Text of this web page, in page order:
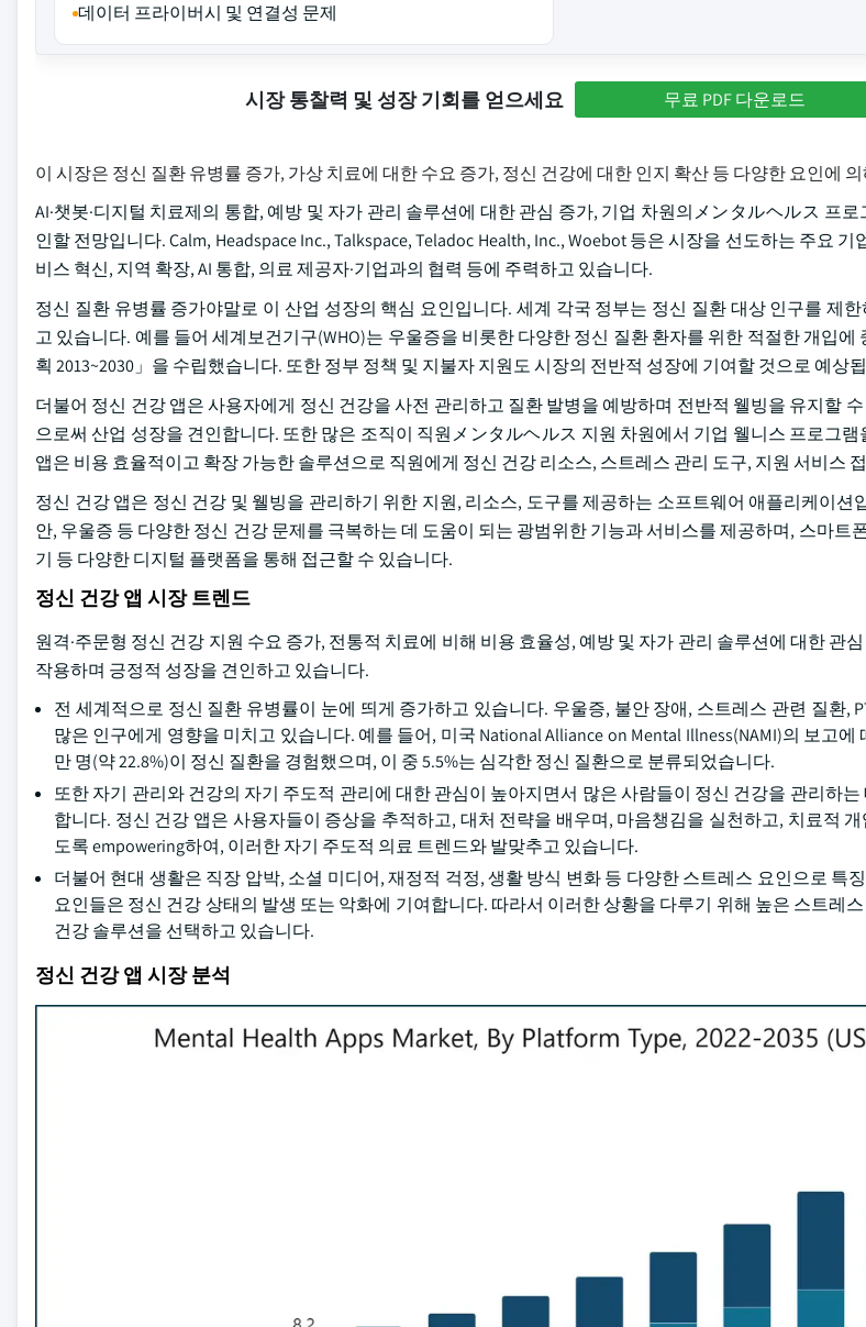
데이터 프라이버시 및 연결성 문제
시장 통찰력 및 성장 기회를 얻으세요 무료 PDF 다운로드
이 시장은 정신 질환 유병률 증가, 가상 치료에 대한 수요 증가, 정신 건강에 대한 인지 확산 등 다양한 요인에
AI·챗봇·디지털 치료제의 통합, 예방 및 자가 관리 솔루션에 대한 관심 증가, 기업 차원의メンタルヘルス 프
인할 전망입니다. Calm, Headspace Inc., Talkspace, Teladoc Health, Inc., Woebot 등은 시장을 선도하는 주요
비스 혁신, 지역 확장, AI 통합, 의료 제공자·기업과의 협력 등에 주력하고 있습니다.
정신 질환 유병률 증가야말로 이 산업 성장의 핵심 요인입니다. 세계 각국 정부는 정신 질환 대상 인구를 제
고 있습니다. 예를 들어 세계보건기구(WHO)는 우울증을 비롯한 다양한 정신 질환 환자를 위한 적절한 개입에
획 2013~2030」을 수립했습니다. 또한 정부 정책 및 지불자 지원도 시장의 전반적 성장에 기여할 것으로 예상
더불어 정신 건강 앱은 사용자에게 정신 건강을 사전 관리하고 질환 발병을 예방하며 전반적 웰빙을 유지할
으로써 산업 성장을 견인합니다. 또한 많은 조직이 직원メンタルヘルス 지원 차원에서 기업 웰니스 프로그
앱은 비용 효율적이고 확장 가능한 솔루션으로 직원에게 정신 건강 리소스, 스트레스 관리 도구, 지원 서비스
정신 건강 앱은 정신 건강 및 웰빙을 관리하기 위한 지원, 리소스, 도구를 제공하는 소프트웨어 애플리케이션
안, 우울증 등 다양한 정신 건강 문제를 극복하는 데 도움이 되는 광범위한 기능과 서비스를 제공하며, 스마트
기 등 다양한 디지털 플랫폼을 통해 접근할 수 있습니다.
정신 건강 앱 시장 트렌드
원격·주문형 정신 건강 지원 수요 증가, 전통적 치료에 비해 비용 효율성, 예방 및 자가 관리 솔루션에 대한 관
작용하며 긍정적 성장을 견인하고 있습니다.
전 세계적으로 정신 질환 유병률이 눈에 띄게 증가하고 있습니다. 우울증, 불안 장애, 스트레스 관련 질환,
많은 인구에게 영향을 미치고 있습니다. 예를 들어, 미국 National Alliance on Mental Illness(NAMI)의 보고에
만 명(약 22.8%)이 정신 질환을 경험했으며, 이 중 5.5%는 심각한 정신 질환으로 분류되었습니다.
또한 자기 관리와 건강의 자기 주도적 관리에 대한 관심이 높아지면서 많은 사람들이 정신 건강을 관리하
합니다. 정신 건강 앱은 사용자들이 증상을 추적하고, 대처 전략을 배우며, 마음챙김을 실천하고, 치료적
도록 empowering하여, 이러한 자기 주도적 의료 트렌드와 발맞추고 있습니다.
더불어 현대 생활은 직장 압박, 소셜 미디어, 재정적 걱정, 생활 방식 변화 등 다양한 스트레스 요인으로 특
요인들은 정신 건강 상태의 발생 또는 악화에 기여합니다. 따라서 이러한 상황을 다루기 위해 높은 스트레
건강 솔루션을 선택하고 있습니다.
정신 건강 앱 시장 분석